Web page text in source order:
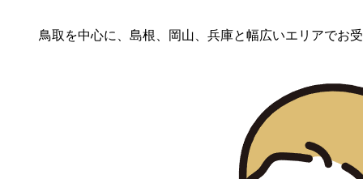
鳥取を中心に、島根、岡山、兵庫と幅広いエリアでお